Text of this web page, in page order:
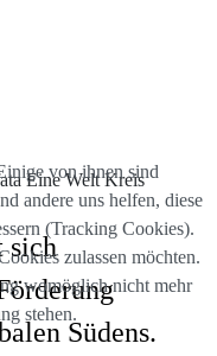
Eine Welt Kreis
sich
Südens.
von ihnen sind
andere uns helfen, diese
(Tracking Cookies).
zulassen möchten.
womöglich nicht mehr
stehen.